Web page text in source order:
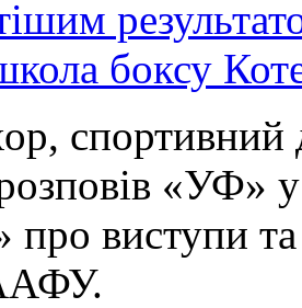
«УФ»
про виступи